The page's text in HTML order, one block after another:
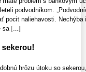
podvodníkom.
pocit naliehavosti.
sa [...]
sekerou!
hrôzu útoku so